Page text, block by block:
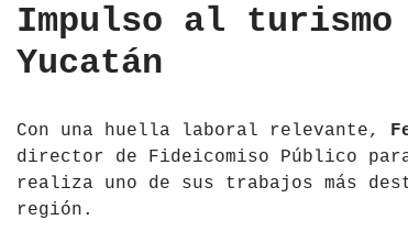
Impulso al turismo
Yucatán
Con una huella laboral relevante,
director de Fideicomiso Público
realiza uno de sus trabajos más
región.